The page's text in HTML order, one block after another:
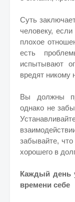
Суть
человеку,
плохое
есть
испытывают
вредят никому
Вы должны
однако не
забывайте, что
хорошего в
Каждый день
времени себе